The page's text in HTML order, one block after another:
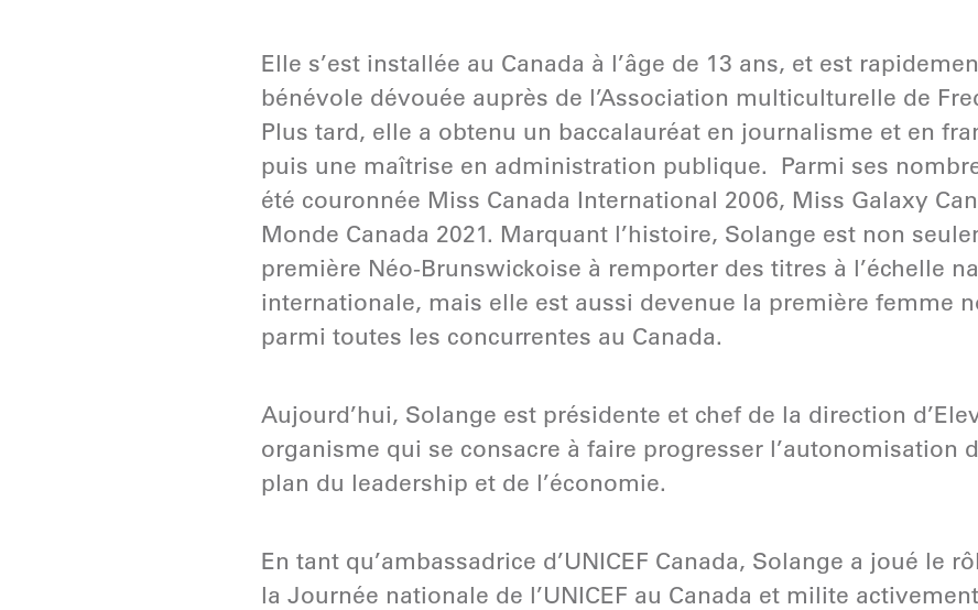
Elle s’est installée au Canada à l’âge de 13 ans, et est
bénévole dévouée auprès de l’Association multiculturelle de
Plus tard, elle a obtenu un baccalauréat en journalisme et en
puis une maîtrise en administration publique. Parmi ses
été couronnée Miss Canada International 2006, Miss Galaxy
Monde Canada 2021. Marquant l’histoire, Solange est non
première Néo-Brunswickoise à remporter des titres à l’échelle
internationale, mais elle est aussi devenue la première femme
parmi toutes les concurrentes au Canada.
Aujourd’hui, Solange est présidente et chef de la direction
organisme qui se consacre à faire progresser l’autonomisation
plan du leadership et de l’économie.
En tant qu’ambassadrice d’UNICEF Canada, Solange a joué le
la Journée nationale de l’UNICEF au Canada et milite